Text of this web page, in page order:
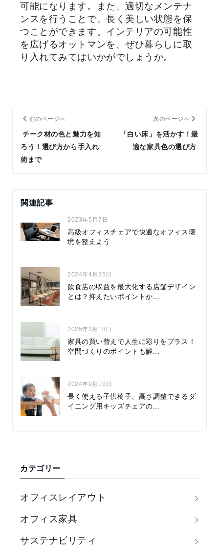
可能になります。また、適切なメンテナ
ンスを行うことで、長く美しい状態を保
つことができます。インテリアの可能性
を広げるオットマンを、ぜひ暮らしに取
り入れてみてはいかがでしょうか。
前のページへ
チーク材の色と魅力を知
ろう！選び方から手入れ
術まで
次のページへ
「白い床」を活かす！最
適な家具色の選び方
関連記事
2023年5月7日
高級オフィスチェアで快適なオフィス環
境を整えよう
2024年4月25日
飲食店の収益を最大化する店舗デザイン
とは？抑えたいポイントか...
2025年3月18日
家具の買い替えで人生に彩りをプラス！
空間づくりのポイントも解...
2024年9月10日
長く使える子供椅子、高さ調整できるダ
イニング用キッズチェアの...
カテゴリー
オフィスレイアウト
オフィス家具
サステナビリティ